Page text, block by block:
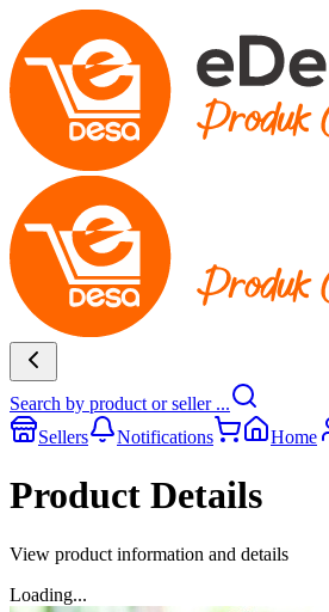
Search by product or seller ...
Sellers
Notifications Home
Product Details
View product information and details
Loading...